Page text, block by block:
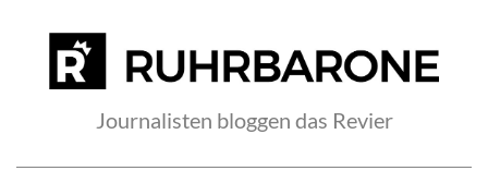
Journalisten bloggen das Revier